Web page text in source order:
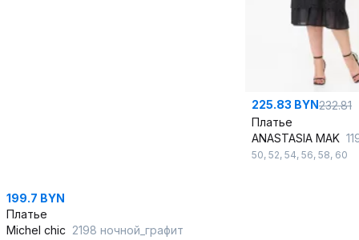
199.7 BYN
Платье
Michel chic 2198 ночной_графит
225.83 BYN232.81
Платье
ANASTASIA MAK
50, 52, 54, 56, 58, 60